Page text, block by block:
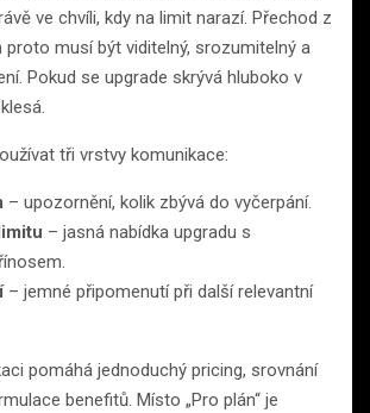
ve chvíli, kdy na limit narazí. Přechod z
proto musí být viditelný, srozumitelný a
Pokud se upgrade skrývá hluboko v
tři vrstvy komunikace:
– upozornění, kolik zbývá do vyčerpání.
– jasná nabídka upgradu s
– jemné připomenutí při další relevantní
pomáhá jednoduchý pricing, srovnání
benefitů. Místo „Pro plán“ je